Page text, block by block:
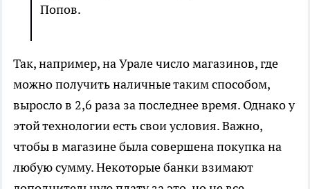
Попов.
Так, например, на Урале число магазинов, где
можно получить наличные таким способом,
выросло в 2,6 раза за последнее время. Однако у
этой технологии есть свои условия. Важно,
чтобы в магазине была совершена покупка на
любую сумму. Некоторые банки взимают